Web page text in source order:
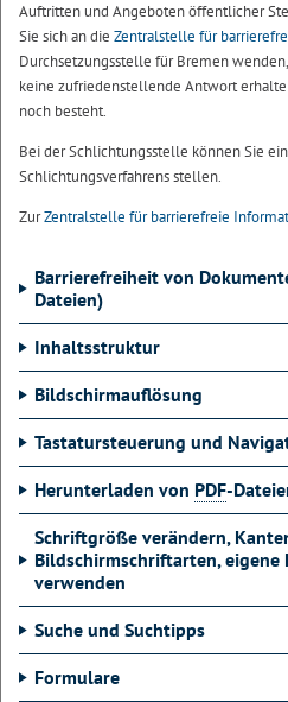
Auftritten und Angeboten öffentlicher
Sie sich an die Zentralstelle für
Durchsetzungsstelle für Bremen
keine zufriedenstellende Antwort
noch besteht.
Bei der Schlichtungsstelle können Sie
Schlichtungsverfahrens stellen.
ZurZentralstelle für barrierefreie
Barrierefreiheit von
Dateien)
Inhaltsstruktur
Bildschirmauflösung
Tastatursteuerung und
Herunterladen von PDF-
Schriftgröße verändern,
Bildschirmschriftarten, eigene
verwenden
Suche und Suchtipps
Formulare